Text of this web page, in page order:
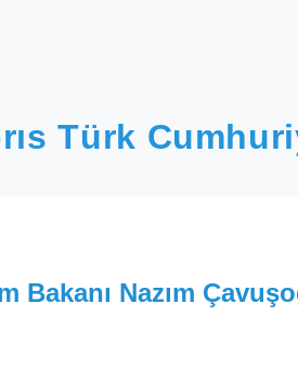
Türk
Bakanı Nazım